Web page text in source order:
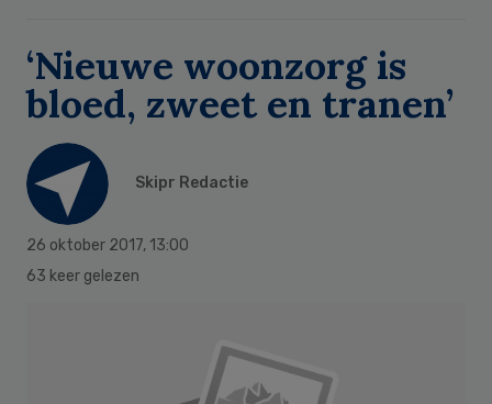
‘Nieuwe woonzorg is
bloed, zweet en tranen’
Skipr Redactie
26 oktober 2017, 13:00
63 keer gelezen